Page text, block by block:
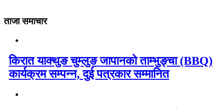
ताजा समाचार
किरात याक्थुङ चुम्लुङ जापानको ताम्भुङ्चा (BBQ)
कार्यक्रम सम्पन्न, दुई पत्रकार सम्मानित